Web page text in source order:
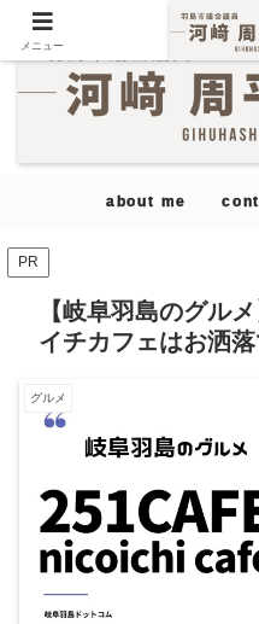
about me
PR
【岐阜羽島のグル
イチカフェはお洒
グルメ
メニュー